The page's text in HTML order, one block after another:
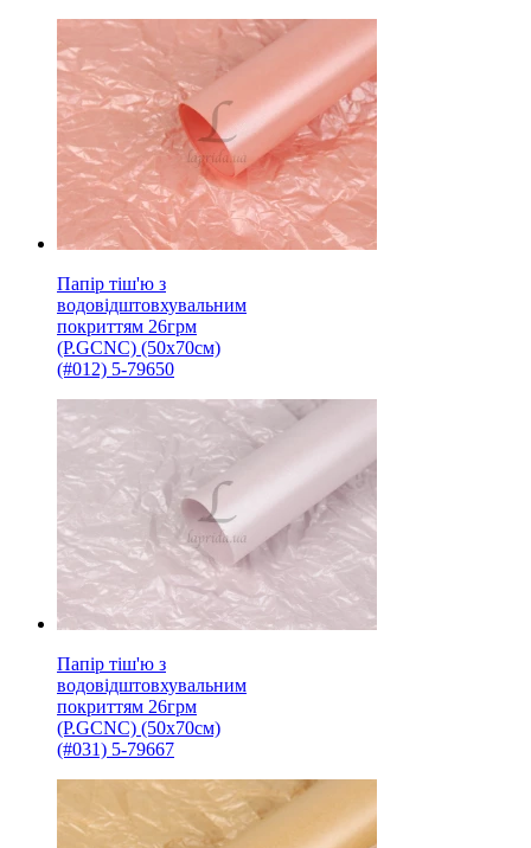
Папір тіш'ю з
водовідштовхувальним
покриттям 26грм
(P.GCNC) (50x70см)
(#012) 5-79650
Папір тіш'ю з
водовідштовхувальним
покриттям 26грм
(P.GCNC) (50x70см)
(#031) 5-79667